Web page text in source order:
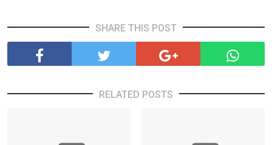
SHARE THIS POST
RELATED POSTS